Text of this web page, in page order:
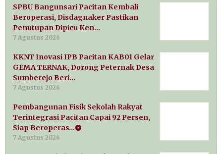
SPBU Bangunsari Pacitan Kembali
Beroperasi, Disdagnaker Pastikan
Penutupan Dipicu Ken…
7 Agustus 2026
KKNT Inovasi IPB Pacitan KAB01 Gelar
GEMA TERNAK, Dorong Peternak Desa
Sumberejo Beri…
7 Agustus 2026
Pembangunan Fisik Sekolah Rakyat
Terintegrasi Pacitan Capai 92 Persen,
Siap Beroperas…
7 Agustus 2026